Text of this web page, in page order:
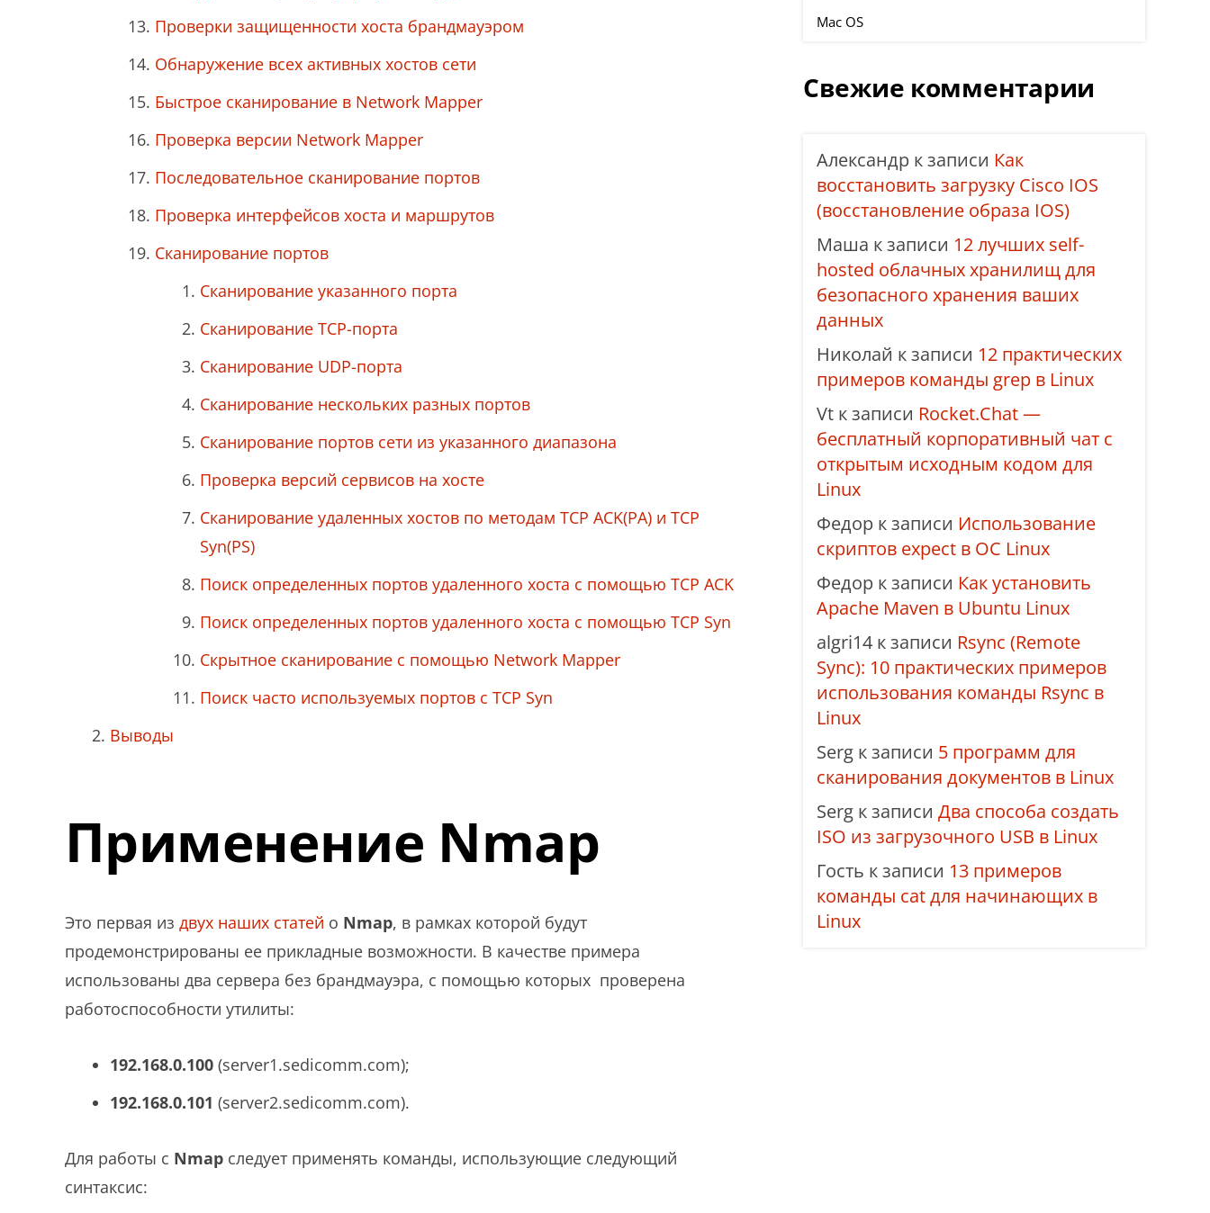
Проверки защищенности хоста брандмауэром
Обнаружение всех активных хостов сети
Быстрое сканирование в Network Mapper
Проверка версии Network Mapper
Последовательное сканирование портов
Проверка интерфейсов хоста и маршрутов
Сканирование портов
Сканирование указанного порта
Сканирование TCP-порта
Сканирование UDP-порта
Сканирование нескольких разных портов
Сканирование портов сети из указанного диапазона
Проверка версий сервисов на хосте
Сканирование удаленных хостов по методам TCP ACK(PA) и TCP
Syn(PS)
Поиск определенных портов удаленного хоста с помощью TCP ACK
Поиск определенных портов удаленного хоста с помощью TCP Syn
Скрытное сканирование с помощью Network Mapper
Поиск часто используемых портов с TCP Syn
Выводы
Применение Nmap
Это первая из двух наших статей о Nmap, в рамках которой будут
продемонстрированы ее прикладные возможности. В качестве примера
использованы два сервера без брандмауэра, с помощью которых проверена
работоспособности утилиты:
192.168.0.100 (server1.sedicomm.com);
192.168.0.101 (server2.sedicomm.com).
Для работы с Nmap следует применять команды, использующие следующий
синтаксис:
Mac OS
Свежие комментарии
Александр к записи Как
восстановить загрузку Cisco IOS
(восстановление образа IOS)
Маша к записи 12 лучших self-
hosted облачных хранилищ для
безопасного хранения ваших
данных
Николай к записи 12 практических
примеров команды grep в Linux
Vt к записи Rocket.Chat —
бесплатный корпоративный чат с
открытым исходным кодом для
Linux
Федор к записи Использование
скриптов expect в ОС Linux
Федор к записи Как установить
Apache Maven в Ubuntu Linux
algri14 к записи Rsync (Remote
Sync): 10 практических примеров
использования команды Rsync в
Linux
Serg к записи 5 программ для
сканирования документов в Linux
Serg к записи Два способа создать
ISO из загрузочного USB в Linux
Гость к записи 13 примеров
команды cat для начинающих в
Linux